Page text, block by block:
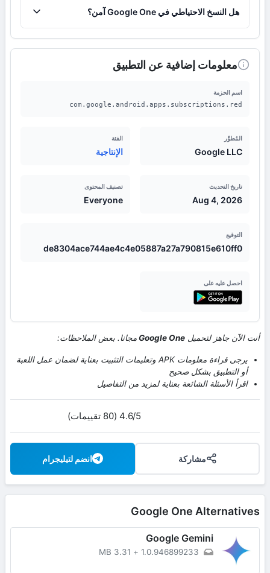
أشخاص آخرين دون الحاجة إلى مشاركة كلمة المرور.
هل النسخ الاحتياطي في Google One آمن؟
من الوصول غير المصرح به، مما يجعل النسخ الاحتياطي آمنًا
تمامًا.
معلومات إضافية عن التطبيق
اسم الحزمة
com.google.android.apps.subscriptions.red
المُطوِّر
Google LLC
الفئة
الإنتاجية
تاريخ التحديث
Aug 4, 2026
تصنيف المحتوى
Everyone
التوقيع
de8304ace744ae4c4e05887a27a790815e610ff0
احصل عليه على
أنت الآن جاهز لتحميل Google Oneمجانا. بعض الملاحظات:
يرجى قراءة معلومات APK وتعليمات التثبيت بعناية لضمان عمل اللعبة
أو التطبيق بشكل صحيح
اقرأ الأسئلة الشائعة بعناية لمزيد من التفاصيل
4.6/5 (80 تقييمات)
مشاركة انضم لتيليجرام
Google One Alternatives
Google Gemini
1.0.946899233
+
3.31 MB